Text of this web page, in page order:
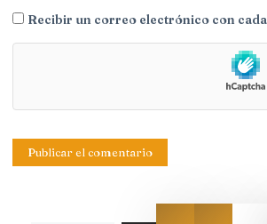
Recibir un correo electrónico con